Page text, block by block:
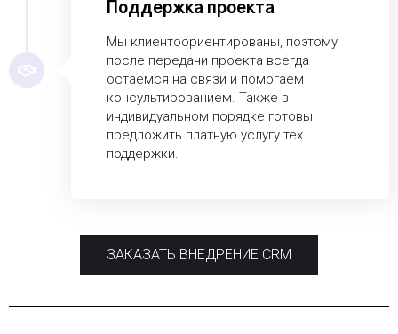
Поддержка проекта
Мы клиентоориентированы, поэтому
после передачи проекта всегда
остаемся на связи и помогаем
консультированием. Также в
индивидуальном порядке готовы
предложить платную услугу тех
поддержки.
ЗАКАЗАТЬ ВНЕДРЕНИЕ CRM